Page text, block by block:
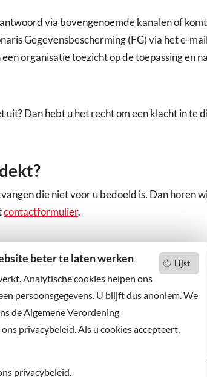
Lijst
beter te laten werken
Analytische cookies helpen ons
persoonsgegevens. U blijft dus anoniem. We
de Algemene Verordening
privacybeleid. Als u cookies accepteert,
privacybeleid.
via bovengenoemde kanalen of
Gegevensbescherming (FG) via het e-
organisatie toezicht op de toepassing en
uit? Dan hebt u het recht om een klacht in te
die niet voor u bedoeld is. Dan horen
contactformulier.
u niets missen?
u op onze nieuwsbrief
X